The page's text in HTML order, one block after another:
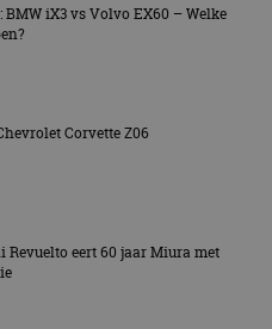
26 september
iX3 vs Volvo EX60 – Welke
Corvette Z06
eert 60 jaar Miura met